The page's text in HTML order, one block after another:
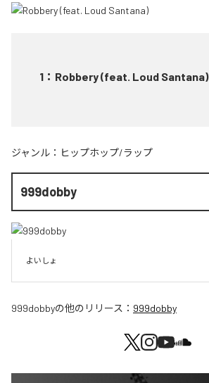
1 ： Robbery (feat. Loud Santana)
ジャンル： ヒップホップ/ラップ
999dobby
よいしょ
999dobbyの他のリリース： 999dobby